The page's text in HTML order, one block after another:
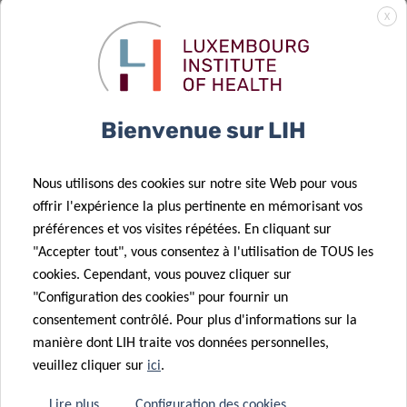
renforce son
soutien au
groupe TSI
nouveau don
Curie pour une
étude en
du cancer
chercheuse en
cancérologie
la prestigieuse
bourse Marie
Curie
BIOCODEX
unissent leurs
forces pour
traitement du
cancer
20 Jan 2025
Le
« Programme
mammographie »:
un outil
essentiel pour
14 Jan 2025
Les premiers
l’enquête sur
X
Bienvenue sur LIH
Nous utilisons des cookies sur notre site Web pour vous
offrir l'expérience la plus pertinente en mémorisant vos
préférences et vos visites répétées. En cliquant sur
"Accepter tout", vous consentez à l'utilisation de TOUS les
cookies. Cependant, vous pouvez cliquer sur
"Configuration des cookies" pour fournir un
consentement contrôlé. Pour plus d'informations sur la
manière dont LIH traite vos données personnelles,
veuillez cliquer sur ici.